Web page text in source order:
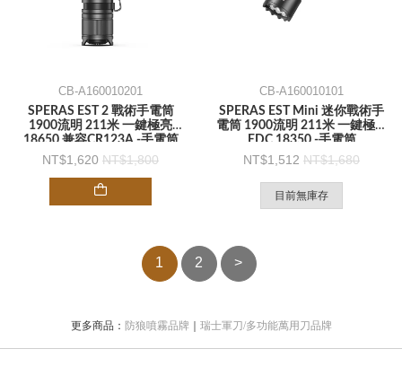
CB-A160010201
SPERAS EST 2 戰術手電筒
1900流明 211米 一鍵極亮
18650 兼容CR123A -手電筒
1,620 1,800
CB-A160010101
SPERAS EST Mini 迷你戰術手
電筒 1900流明 211米 一鍵極亮
EDC 18350 -手電筒
1,512 1,680
目前無庫存
1 2 >
更多商品： 防狼噴霧品牌 ｜ 瑞士軍刀/多功能萬用刀品牌